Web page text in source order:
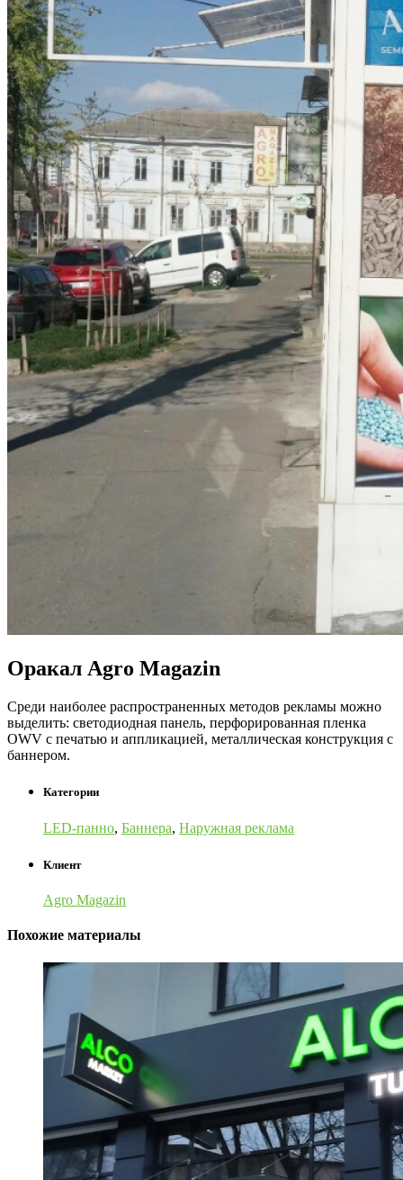
Оракал Agro Magazin
Среди наиболее распространенных методов рекламы можно
выделить: светодиодная панель, перфорированная пленка
OWV с печатью и аппликацией, металлическая конструкция с
баннером.
Категории
LED-панно, Баннера, Наружная реклама
Клиент
Agro Magazin
Похожие материалы